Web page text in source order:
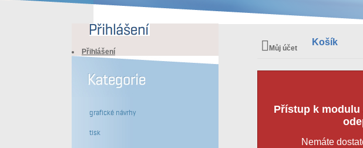
Můj účet
Košík
Přístup k modulu
Nemáte
Přihlášení
grafické návrhy
tisk